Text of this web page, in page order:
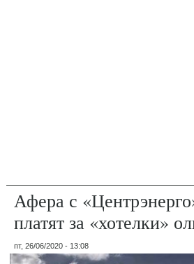
Афера с
платят за «хотелки»
пт, 26/06/2020 - 13:08